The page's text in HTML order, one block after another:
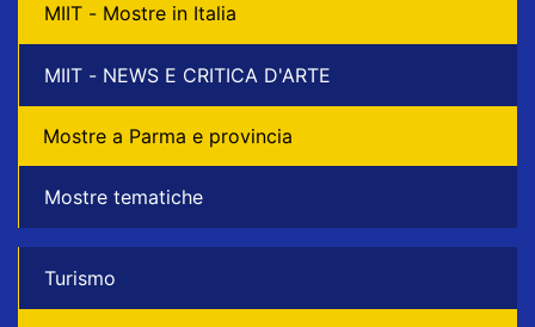
MIIT - Mostre in Italia
MIIT - NEWS E CRITICA D'ARTE
Mostre a Parma e provincia
Mostre tematiche
Turismo